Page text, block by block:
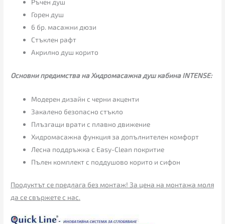
Ръчен душ
Горен душ
6 бр. масажни дюзи
Стъклен рафт
Акрилно душ корито
Основни предимства на Хидромасажна душ кабина INTENSE:
Модерен дизайн с черни акценти
Закалено безопасно стъкло
Плъзгащи врати с плавно движение
Хидромасажна функция за допълнителен комфорт
Лесна поддръжка с Easy-Clean покритие
Пълен комплект с поддушово корито и сифон
Продуктът се предлага без монтаж! За цена на монтажа моля
да се свържете с нас.